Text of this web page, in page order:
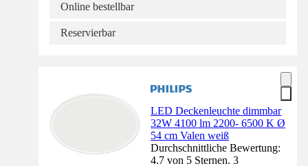
Online bestellbar
Reservierbar
LED Deckenleuchte dimmbar
32W 4100 lm 2200- 6500 K Ø
54 cm Valen weiß
Durchschnittliche Bewertung:
4.7 von 5 Sternen. 3